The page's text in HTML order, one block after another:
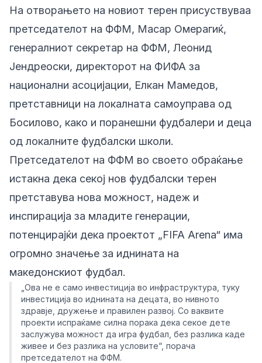
На отворањето на новиот терен присуствуваа
претседателот на ФФМ, Масар Омерагиќ,
генералниот секретар на ФФМ, Леонид
Јендреоски, директорот на ФИФА за
национални асоцијации, Елкан Мамедов,
претставници на локалната самоуправа од
Босилово, како и поранешни фудбалери и деца
од локалните фудбалски школи.
Претседателот на ФФМ во своето обраќање
истакна дека секој нов фудбалски терен
претставува нова можност, надеж и
инспирација за младите генерации,
потенцирајќи дека проектот „FIFA Arena“ има
огромно значење за иднината на
македонскиот фудбал.
„Ова не е само инвестиција во инфраструктура, туку
инвестиција во иднината на децата, во нивното
здравје, дружење и правилен развој. Со ваквите
проекти испраќаме силна порака дека секое дете
заслужува можност да игра фудбал, без разлика каде
живее и без разлика на условите“, порача
претседателот на ФФМ.